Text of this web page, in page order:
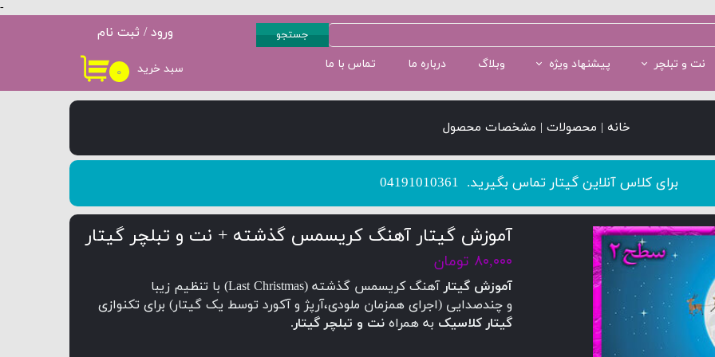
-
۰ سبد خرید نت و تبلچر پیشنهاد ویژه وبلاگ درباره ما تماس با ما
ورود / ثبت نام
حساب کاربری من
تغییر گذر واژه
کاربری
جستجو
خانه | محصولات | مشخصات محصول
​​​​​​​برای کلاس آنلاین گیتار تماس بگیرید. 04191010361
آموزش گیتار آهنگ کریسمس گذشته + نت و تبلچر گیتار
۸۰,۰۰۰ تومان
آموزش گیتار
آهنگ کریسمس گذشته (Last Christmas) با تنظیم زیبا
و چندصدایی (اجرای همزمان ملودی،آرپژ و آکورد توسط یک گیتار) برای تکنوازی
گیتار کلاسیک به همراه نت و تبلچر گیتار.